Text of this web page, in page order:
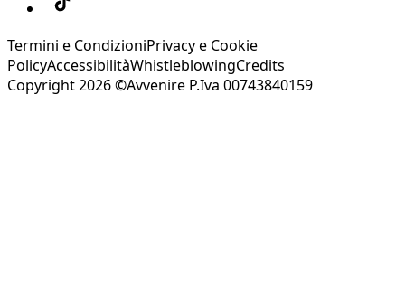
Termini e CondizioniPrivacy e Cookie
PolicyAccessibilitàWhistleblowingCredits
Copyright 2026 ©Avvenire P.Iva 00743840159